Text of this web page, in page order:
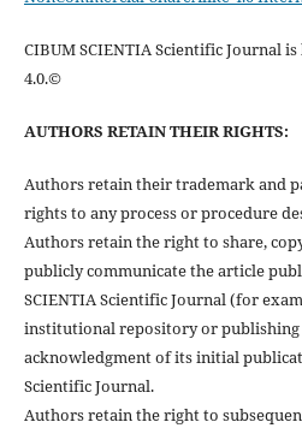
CIBUM SCIENTIA Scientific Journal is
4.0.©
AUTHORS RETAIN THEIR RIGHTS:
Authors retain their trademark and
rights to any process or procedure
Authors retain the right to share,
publicly communicate the article
SCIENTIA Scientific Journal (for
institutional repository or
acknowledgment of its initial
Scientific Journal.
Authors retain the right to